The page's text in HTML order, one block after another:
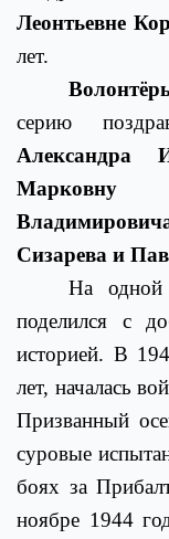
Леонтьевне
лет.
серию
Александра
Сизарева и
На одной
поделился с
историей. В
лет, началась
Призванный
суровые
боях за
ноябре 1944